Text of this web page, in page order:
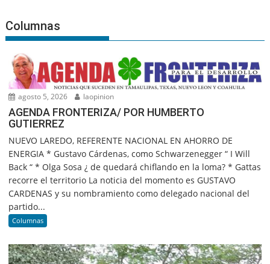
Columnas
agosto 5, 2026 laopinion
AGENDA FRONTERIZA/ POR HUMBERTO
GUTIERREZ
NUEVO LAREDO, REFERENTE NACIONAL EN AHORRO DE
ENERGIA * Gustavo Cárdenas, como Schwarzenegger “ I Will
Back “ * Olga Sosa ¿ de quedará chiflando en la loma? * Gattas
recorre el territorio La noticia del momento es GUSTAVO
CARDENAS y su nombramiento como delegado nacional del
partido...
Columnas